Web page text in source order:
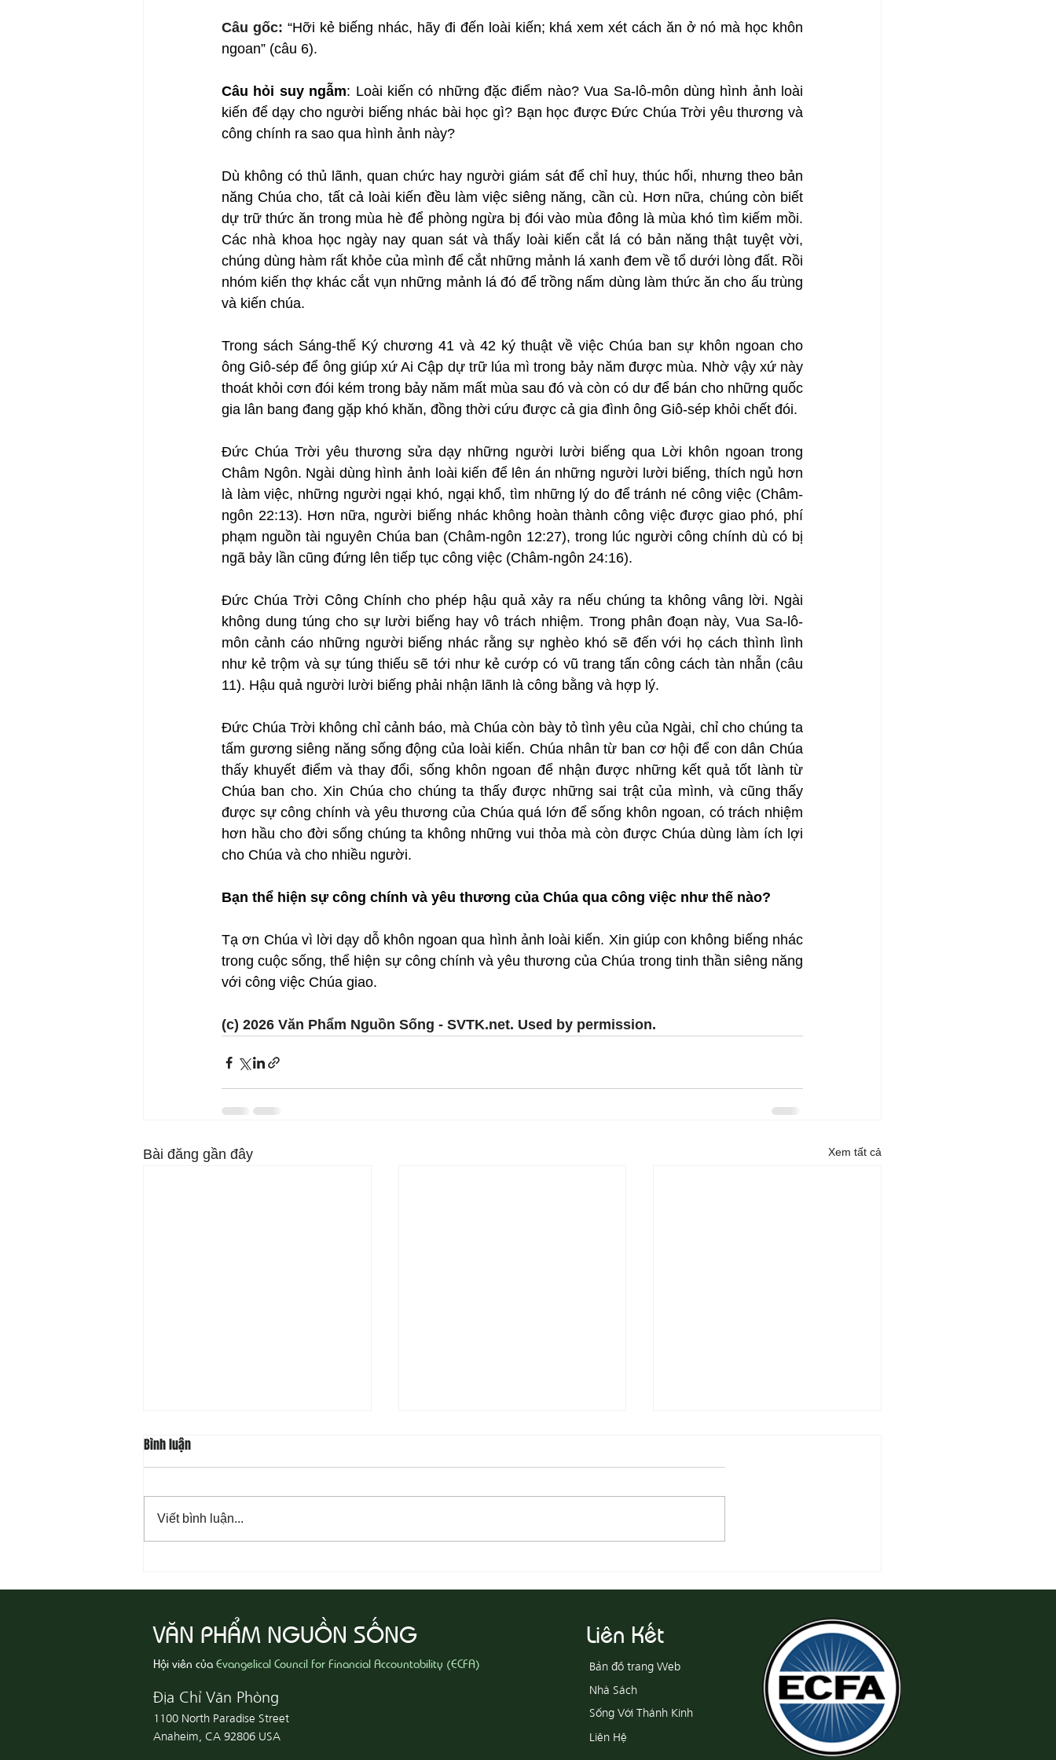
Câu gốc: “Hỡi kẻ biếng nhác, hãy đi đến loài kiến; khá xem xét cách ăn ở nó mà học khôn
ngoan” (câu 6).
Câu hỏi suy ngẫm: Loài kiến có những đặc điểm nào? Vua Sa-lô-môn dùng hình ảnh loài
kiến để dạy cho người biếng nhác bài học gì? Bạn học được Đức Chúa Trời yêu thương và
công chính ra sao qua hình ảnh này?
Dù không có thủ lãnh, quan chức hay người giám sát để chỉ huy, thúc hối, nhưng theo bản
năng Chúa cho, tất cả loài kiến đều làm việc siêng năng, cần cù. Hơn nữa, chúng còn biết
dự trữ thức ăn trong mùa hè để phòng ngừa bị đói vào mùa đông là mùa khó tìm kiếm mồi.
Các nhà khoa học ngày nay quan sát và thấy loài kiến cắt lá có bản năng thật tuyệt vời,
chúng dùng hàm rất khỏe của mình để cắt những mảnh lá xanh đem về tổ dưới lòng đất. Rồi
nhóm kiến thợ khác cắt vụn những mảnh lá đó để trồng nấm dùng làm thức ăn cho ấu trùng
và kiến chúa.
Trong sách Sáng-thế Ký chương 41 và 42 ký thuật về việc Chúa ban sự khôn ngoan cho
ông Giô-sép để ông giúp xứ Ai Cập dự trữ lúa mì trong bảy năm được mùa. Nhờ vậy xứ này
thoát khỏi cơn đói kém trong bảy năm mất mùa sau đó và còn có dư để bán cho những quốc
gia lân bang đang gặp khó khăn, đồng thời cứu được cả gia đình ông Giô-sép khỏi chết đói.
Đức Chúa Trời yêu thương sửa dạy những người lười biếng qua Lời khôn ngoan trong
Châm Ngôn. Ngài dùng hình ảnh loài kiến để lên án những người lười biếng, thích ngủ hơn
là làm việc, những người ngại khó, ngại khổ, tìm những lý do để tránh né công việc (Châm-
ngôn 22:13). Hơn nữa, người biếng nhác không hoàn thành công việc được giao phó, phí
phạm nguồn tài nguyên Chúa ban (Châm-ngôn 12:27), trong lúc người công chính dù có bị
ngã bảy lần cũng đứng lên tiếp tục công việc (Châm-ngôn 24:16).
Đức Chúa Trời Công Chính cho phép hậu quả xảy ra nếu chúng ta không vâng lời. Ngài
không dung túng cho sự lười biếng hay vô trách nhiệm. Trong phân đoạn này, Vua Sa-lô-
môn cảnh cáo những người biếng nhác rằng sự nghèo khó sẽ đến với họ cách thình lình
như kẻ trộm và sự túng thiếu sẽ tới như kẻ cướp có vũ trang tấn công cách tàn nhẫn (câu
11). Hậu quả người lười biếng phải nhận lãnh là công bằng và hợp lý.
Đức Chúa Trời không chỉ cảnh báo, mà Chúa còn bày tỏ tình yêu của Ngài, chỉ cho chúng ta
tấm gương siêng năng sống động của loài kiến. Chúa nhân từ ban cơ hội để con dân Chúa
thấy khuyết điểm và thay đổi, sống khôn ngoan để nhận được những kết quả tốt lành từ
Chúa ban cho. Xin Chúa cho chúng ta thấy được những sai trật của mình, và cũng thấy
được sự công chính và yêu thương của Chúa quá lớn để sống khôn ngoan, có trách nhiệm
hơn hầu cho đời sống chúng ta không những vui thỏa mà còn được Chúa dùng làm ích lợi
cho Chúa và cho nhiều người.
Bạn thể hiện sự công chính và yêu thương của Chúa qua công việc như thế nào?
Tạ ơn Chúa vì lời dạy dỗ khôn ngoan qua hình ảnh loài kiến. Xin giúp con không biếng nhác
trong cuộc sống, thể hiện sự công chính và yêu thương của Chúa trong tinh thần siêng năng
với công việc Chúa giao.
(c) 2026 Văn Phẩm Nguồn Sống - SVTK.net. Used by permission.
Bài đăng gần đây Xem tất cả
Khổ
Ác
Bình luận
Viết bình luận...
VĂN PHẨM NGUỒN SỐNG
Hội viên củaEvangelical Council for Financial Accountability (ECFA)
Địa Chỉ Văn Phòng
1100 North Paradise Street
Anaheim, CA 92806 USA
Liên Kết
Bản đồ trang Web
Nhà Sách
Sống Với Thánh Kinh
Liên Hệ